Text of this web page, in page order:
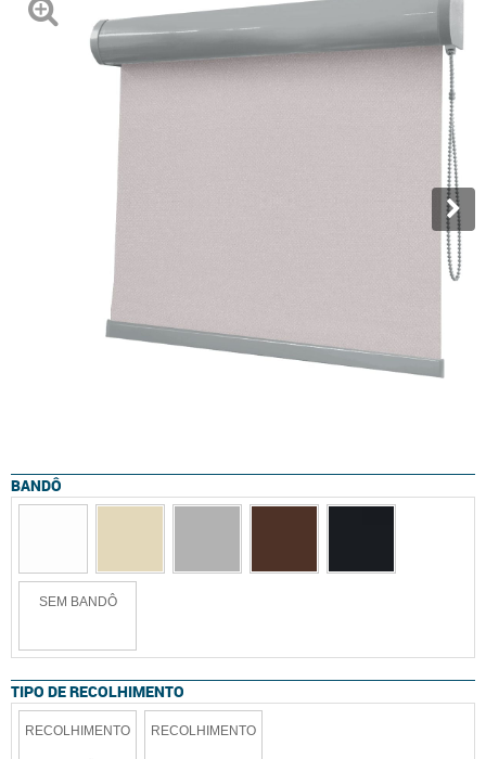
BANDÔ
SEM BANDÔ
TIPO DE RECOLHIMENTO
RECOLHIMENTO RECOLHIMENTO